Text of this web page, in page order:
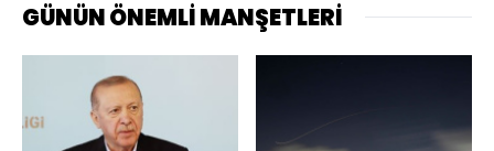
GÜNÜN ÖNEMLİ MANŞETLERİ